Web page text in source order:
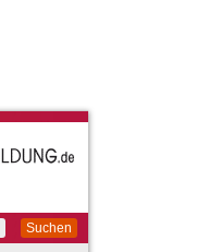
Suchen